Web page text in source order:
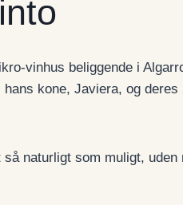
vinhus beliggende i
hans kone, Javiera, og
naturligt som muligt, uden